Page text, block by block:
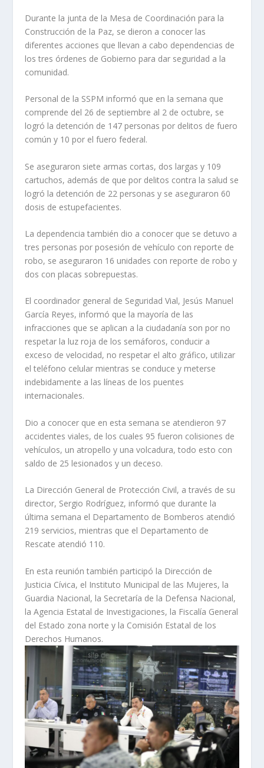
Durante la junta de la Mesa de Coordinación para la
Construcción de la Paz, se dieron a conocer las
diferentes acciones que llevan a cabo dependencias de
los tres órdenes de Gobierno para dar seguridad a la
comunidad.
Personal de la SSPM informó que en la semana que
comprende del 26 de septiembre al 2 de octubre, se
logró la detención de 147 personas por delitos de fuero
común y 10 por el fuero federal.
Se aseguraron siete armas cortas, dos largas y 109
cartuchos, además de que por delitos contra la salud se
logró la detención de 22 personas y se aseguraron 60
dosis de estupefacientes.
La dependencia también dio a conocer que se detuvo a
tres personas por posesión de vehículo con reporte de
robo, se aseguraron 16 unidades con reporte de robo y
dos con placas sobrepuestas.
El coordinador general de Seguridad Vial, Jesús Manuel
García Reyes, informó que la mayoría de las
infracciones que se aplican a la ciudadanía son por no
respetar la luz roja de los semáforos, conducir a
exceso de velocidad, no respetar el alto gráfico, utilizar
el teléfono celular mientras se conduce y meterse
indebidamente a las líneas de los puentes
internacionales.
Dio a conocer que en esta semana se atendieron 97
accidentes viales, de los cuales 95 fueron colisiones de
vehículos, un atropello y una volcadura, todo esto con
saldo de 25 lesionados y un deceso.
La Dirección General de Protección Civil, a través de su
director, Sergio Rodríguez, informó que durante la
última semana el Departamento de Bomberos atendió
219 servicios, mientras que el Departamento de
Rescate atendió 110.
En esta reunión también participó la Dirección de
Justicia Cívica, el Instituto Municipal de las Mujeres, la
Guardia Nacional, la Secretaría de la Defensa Nacional,
la Agencia Estatal de Investigaciones, la Fiscalía General
del Estado zona norte y la Comisión Estatal de los
Derechos Humanos.